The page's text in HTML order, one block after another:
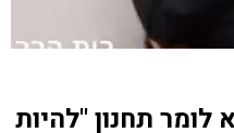
תחנון "להיות